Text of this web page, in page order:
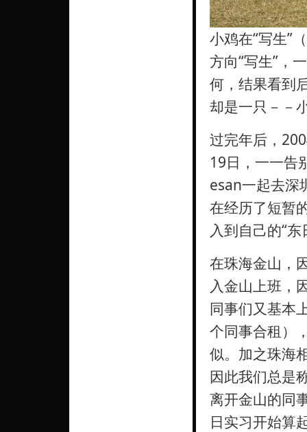
小鸡在“写生”
方向“写生”，
何，结果看到
却是一只－－
过完年后，
19日，一一告
esan一起去深
在经历了短暂
入到自己的“
在珠海金山，
入金山上班，
同事们又基本
个同事合租）
似。加之珠海
因此我们总是
离开金山的同
日实习开始算